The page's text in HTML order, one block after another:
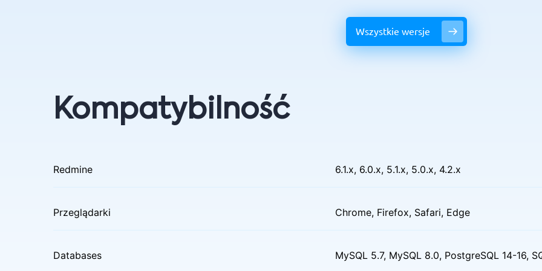
Wszystkie wersje
Kompatybilność
Redmine 6.1.x, 6.0.x, 5.1.x, 5.0.x, 4.2.x
Przeglądarki Chrome, Firefox, Safari, Edge
Databases MySQL 5.7, MySQL 8.0, PostgreSQL 14-16,